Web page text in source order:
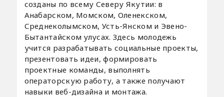
созданы по всему Северу Якутии: в
Анабарском, Момском, Оленекском,
Среднеколымском, Усть-Янском и Эвено-
Бытантайском улусах. Здесь молодежь
учится разрабатывать социальные проекты,
презентовать идеи, формировать
проектные команды, выполнять
операторскую работу, а также получают
навыки веб-дизайна и монтажа.